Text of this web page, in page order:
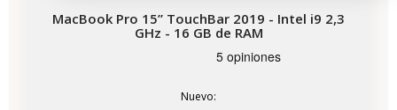
MacBook Pro 15” TouchBar 2019 - Intel i9 2,3
GHz - 16 GB de RAM
Nuevo: